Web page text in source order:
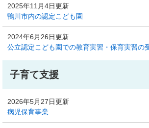
2025年11月4日更新
鴨川市内の認定こども園
2024年6月26日更新
公立認定こども園での教育実習・保育実習の
子育て支援
2026年5月27日更新
病児保育事業